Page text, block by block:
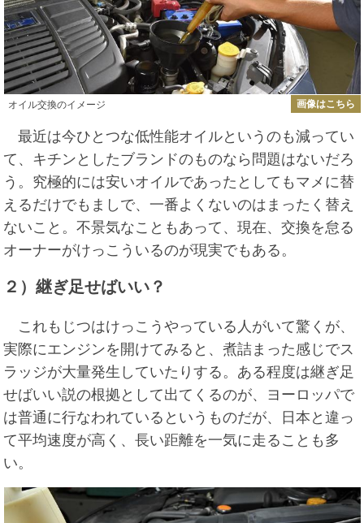
オイル交換のイメージ 画像はこちら
最近は今ひとつな低性能オイルというのも減ってい
て、キチンとしたブランドのものなら問題はないだろ
う。究極的には安いオイルであったとしてもマメに替
えるだけでもましで、一番よくないのはまったく替え
ないこと。不景気なこともあって、現在、交換を怠る
オーナーがけっこういるのが現実でもある。
２）継ぎ足せばいい？
これもじつはけっこうやっている人がいて驚くが、
実際にエンジンを開けてみると、煮詰まった感じでス
ラッジが大量発生していたりする。ある程度は継ぎ足
せばいい説の根拠として出てくるのが、ヨーロッパで
は普通に行なわれているというものだが、日本と違っ
て平均速度が高く、長い距離を一気に走ることも多
い。